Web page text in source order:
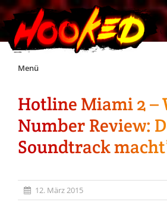
Skip
Menü
Unterstützt Hooked!
Exklusiv für Supporter*innen
Hotline Miami 2 –
Number Review:
Soundtrack
12. März 2015